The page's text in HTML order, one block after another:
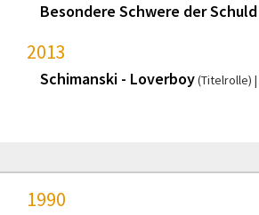
Besondere Schwere der Schuld
2013
Schimanski - Loverboy(Titelrolle)
1990